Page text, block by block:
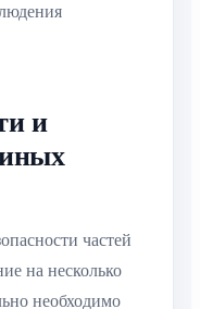
и
частей
на несколько
необходимо